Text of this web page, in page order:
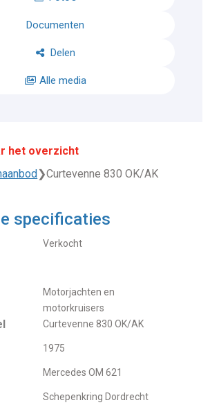
Documenten
Delen
Alle media
het overzicht
❯Curtevenne 830 OK/AK
specificaties
Verkocht
Motorjachten en
motorkruisers
Curtevenne 830 OK/AK
1975
Mercedes OM 621
Schepenkring Dordrecht